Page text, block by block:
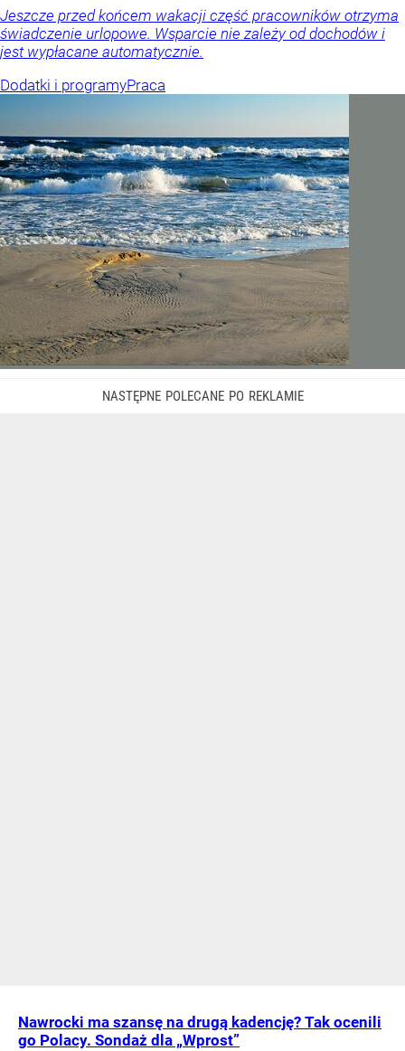
Jeszcze przed końcem wakacji część pracowników otrzyma
świadczenie urlopowe. Wsparcie nie zależy od dochodów i
jest wypłacane automatycznie.
Dodatki i programyPraca
Nawrocki ma szansę na drugą kadencję? Tak ocenili
go Polacy. Sondaż dla „Wprost”